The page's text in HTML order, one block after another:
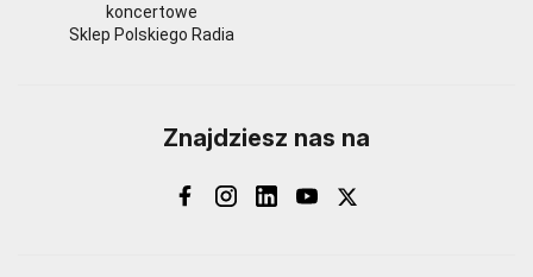
koncertowe
Sklep Polskiego Radia
Znajdziesz nas na